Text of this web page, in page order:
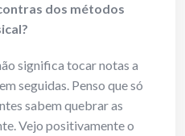
dos métodos
significa tocar notas a
seguidas. Penso que só
sabem quebrar as
Vejo positivamente o